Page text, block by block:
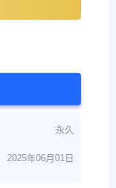
永久
2025年06月01日